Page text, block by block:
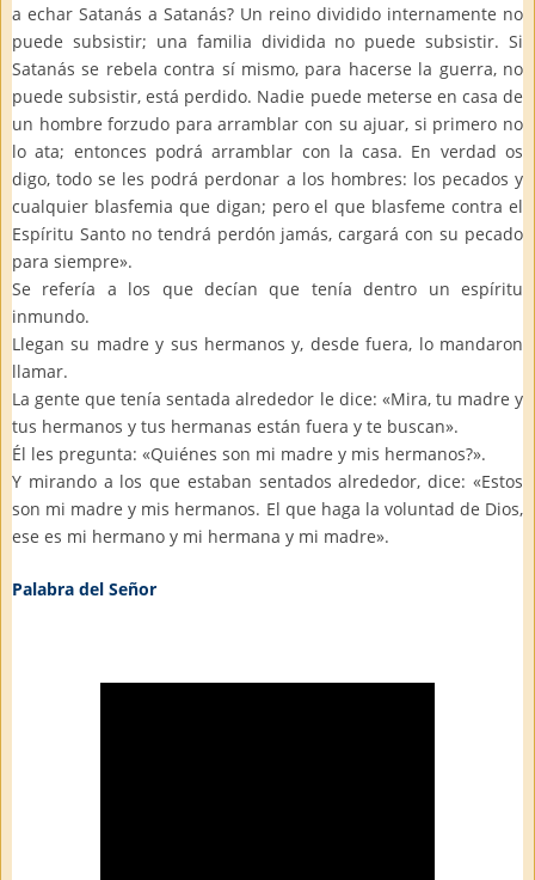
a echar Satanás a Satanás? Un reino dividido internamente no
puede subsistir; una familia dividida no puede subsistir. Si
Satanás se rebela contra sí mismo, para hacerse la guerra, no
puede subsistir, está perdido. Nadie puede meterse en casa de
un hombre forzudo para arramblar con su ajuar, si primero no
lo ata; entonces podrá arramblar con la casa. En verdad os
digo, todo se les podrá perdonar a los hombres: los pecados y
cualquier blasfemia que digan; pero el que blasfeme contra el
Espíritu Santo no tendrá perdón jamás, cargará con su pecado
para siempre».
Se refería a los que decían que tenía dentro un espíritu
inmundo.
Llegan su madre y sus hermanos y, desde fuera, lo mandaron
llamar.
La gente que tenía sentada alrededor le dice: «Mira, tu madre y
tus hermanos y tus hermanas están fuera y te buscan».
Él les pregunta: «Quiénes son mi madre y mis hermanos?».
Y mirando a los que estaban sentados alrededor, dice: «Estos
son mi madre y mis hermanos. El que haga la voluntad de Dios,
ese es mi hermano y mi hermana y mi madre».
Palabra del Señor